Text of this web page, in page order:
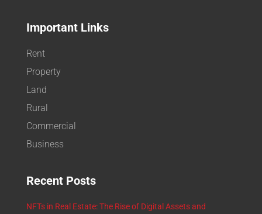
Important Links
Rent
Property
Land
Rural
Commercial
Business
Recent Posts
NFTs in Real Estate: The Rise of Digital Assets and